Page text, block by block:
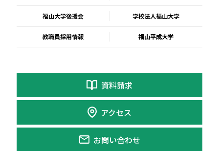
福山大学後援会 学校法人福山大学
教職員採用情報 福山平成大学
資料請求
アクセス
お問い合わせ